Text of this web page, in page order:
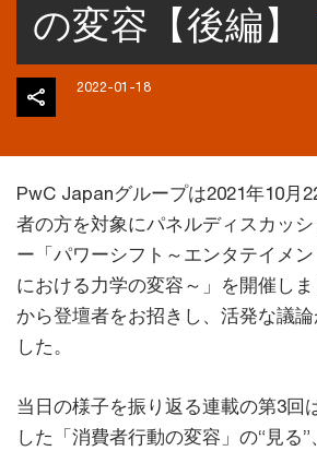
の変容【後編】
2022-01-18
PwC Japanグループは2021年10月
者の方を対象にパネルディスカッ
ー「パワーシフト～エンタテイメ
における力学の変容～」を開催し
から登壇者をお招きし、活発な議
した。
当日の様子を振り返る連載の第3回
した「消費者行動の変容」の“見る”